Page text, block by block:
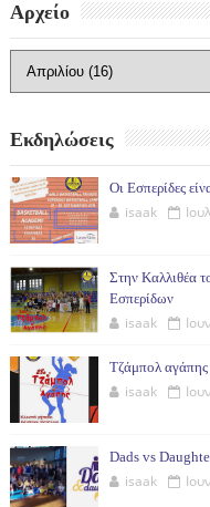
Αρχείο
Εκδηλώσεις
Οι Εσπερίδες
isaak
Στην Καλλιθέα
Εσπερίδων
isaak
Τζάμπολ
isaak
Dads vs
isaak